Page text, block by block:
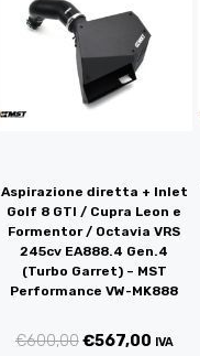
Aspirazione diretta + Inlet
Golf 8 GTI / Cupra Leon e
Formentor / Octavia VRS
245cv EA888.4 Gen.4
(Turbo Garret) – MST
Performance VW-MK888
€600,00€567,00 IVA